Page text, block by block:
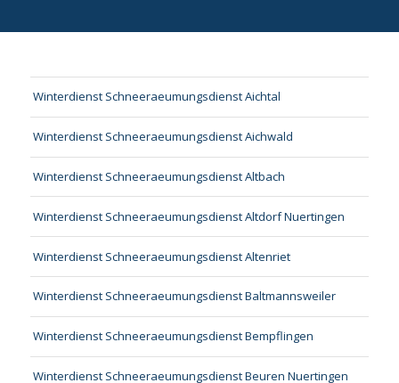
Winterdienst Schneeraeumungsdienst Aichtal
Winterdienst Schneeraeumungsdienst Aichwald
Winterdienst Schneeraeumungsdienst Altbach
Winterdienst Schneeraeumungsdienst Altdorf Nuertingen
Winterdienst Schneeraeumungsdienst Altenriet
Winterdienst Schneeraeumungsdienst Baltmannsweiler
Winterdienst Schneeraeumungsdienst Bempflingen
Winterdienst Schneeraeumungsdienst Beuren Nuertingen